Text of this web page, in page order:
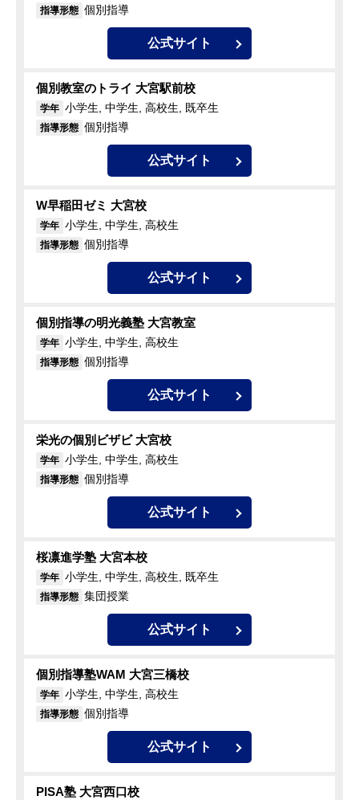
指導形態 個別指導
公式サイト
個別教室のトライ 大宮駅前校
学年 小学生, 中学生, 高校生, 既卒生
指導形態 個別指導
公式サイト
W早稲田ゼミ 大宮校
学年 小学生, 中学生, 高校生
指導形態 個別指導
公式サイト
個別指導の明光義塾 大宮教室
学年 小学生, 中学生, 高校生
指導形態 個別指導
公式サイト
栄光の個別ビザビ 大宮校
学年 小学生, 中学生, 高校生
指導形態 個別指導
公式サイト
桜凛進学塾 大宮本校
学年 小学生, 中学生, 高校生, 既卒生
指導形態 集団授業
公式サイト
個別指導塾WAM 大宮三橋校
学年 小学生, 中学生, 高校生
指導形態 個別指導
公式サイト
PISA塾 大宮西口校